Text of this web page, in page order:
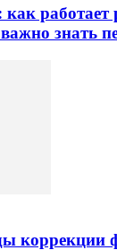
работает
знать
коррекции